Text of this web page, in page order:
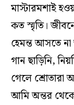
মাস্টারমশাই
কত স্মৃতি।
হেমন্ত আসতে
গান ছাড়িনি,
গেলে শ্রোতারা
আমি অন্তর